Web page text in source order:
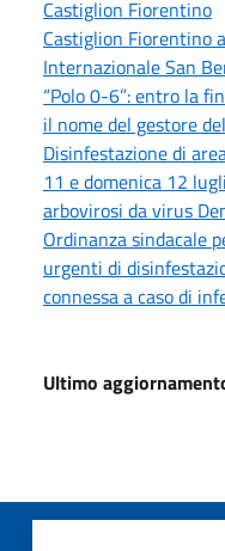
Castiglion Fiorentino
Castiglion Fiorentino
Internazionale San
“Polo 0-6”: entro la
il nome del gestore
Disinfestazione di
11 e domenica 12
arbovirosi da virus
Ordinanza sindacale
urgenti di
connessa a caso di
Ultimo